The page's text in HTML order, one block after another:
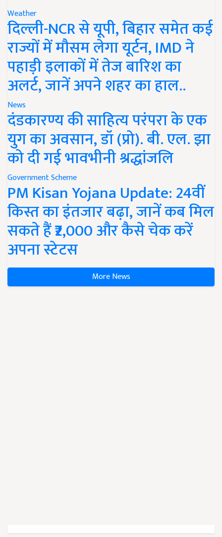
Weather
दिल्ली-NCR से यूपी, बिहार समेत कई
राज्यों में मौसम लेगा यूर्टन, IMD ने
पहाड़ी इलाकों में तेज बारिश का
अलर्ट, जानें अपने शहर का हाल..
News
दंडकारण्य की साहित्य परंपरा के एक
युग का अवसान, डॉ (प्रो). बी. एल. झा
को दी गई भावभीनी श्रद्धांजलि
Government Scheme
PM Kisan Yojana Update: 24वीं
किस्त का इंतजार बढ़ा, जानें कब मिल
सकते हैं ₹2,000 और कैसे चेक करें
अपना स्टेटस
More News